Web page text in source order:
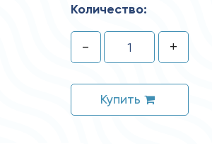
Количество:
- +
Купить